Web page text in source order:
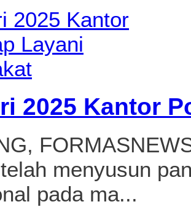
2025 Kantor
menyusun
pada ma...